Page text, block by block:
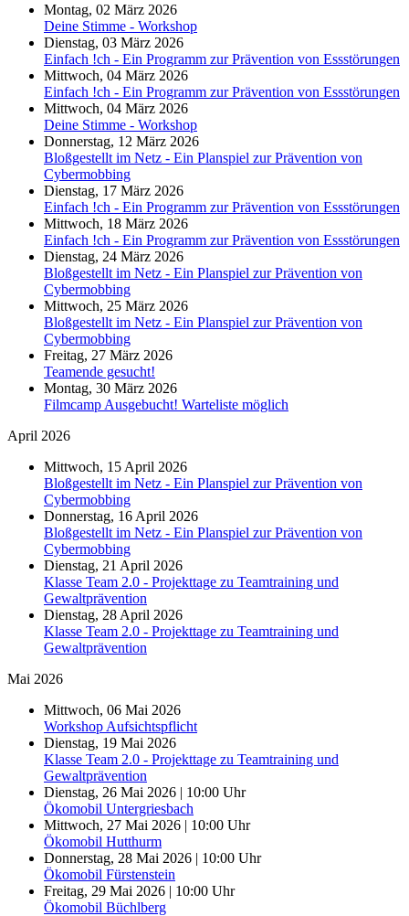
Montag, 02 März 2026
Deine Stimme - Workshop
Dienstag, 03 März 2026
Einfach !ch - Ein Programm zur Prävention von Essstörungen
Mittwoch, 04 März 2026
Einfach !ch - Ein Programm zur Prävention von Essstörungen
Mittwoch, 04 März 2026
Deine Stimme - Workshop
Donnerstag, 12 März 2026
Bloßgestellt im Netz - Ein Planspiel zur Prävention von
Cybermobbing
Dienstag, 17 März 2026
Einfach !ch - Ein Programm zur Prävention von Essstörungen
Mittwoch, 18 März 2026
Einfach !ch - Ein Programm zur Prävention von Essstörungen
Dienstag, 24 März 2026
Bloßgestellt im Netz - Ein Planspiel zur Prävention von
Cybermobbing
Mittwoch, 25 März 2026
Bloßgestellt im Netz - Ein Planspiel zur Prävention von
Cybermobbing
Freitag, 27 März 2026
Teamende gesucht!
Montag, 30 März 2026
Filmcamp Ausgebucht! Warteliste möglich
April 2026
Mittwoch, 15 April 2026
Bloßgestellt im Netz - Ein Planspiel zur Prävention von
Cybermobbing
Donnerstag, 16 April 2026
Bloßgestellt im Netz - Ein Planspiel zur Prävention von
Cybermobbing
Dienstag, 21 April 2026
Klasse Team 2.0 - Projekttage zu Teamtraining und
Gewaltprävention
Dienstag, 28 April 2026
Klasse Team 2.0 - Projekttage zu Teamtraining und
Gewaltprävention
Mai 2026
Mittwoch, 06 Mai 2026
Workshop Aufsichtspflicht
Dienstag, 19 Mai 2026
Klasse Team 2.0 - Projekttage zu Teamtraining und
Gewaltprävention
Dienstag, 26 Mai 2026 | 10:00 Uhr
Ökomobil Untergriesbach
Mittwoch, 27 Mai 2026 | 10:00 Uhr
Ökomobil Hutthurm
Donnerstag, 28 Mai 2026 | 10:00 Uhr
Ökomobil Fürstenstein
Freitag, 29 Mai 2026 | 10:00 Uhr
Ökomobil Büchlberg